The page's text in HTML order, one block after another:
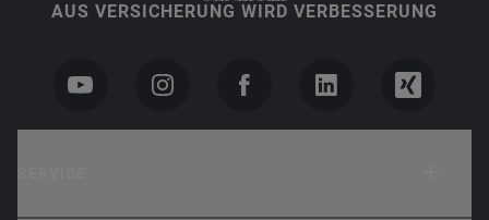
AUS VERSICHERUNG WIRD VERBESSERUNG